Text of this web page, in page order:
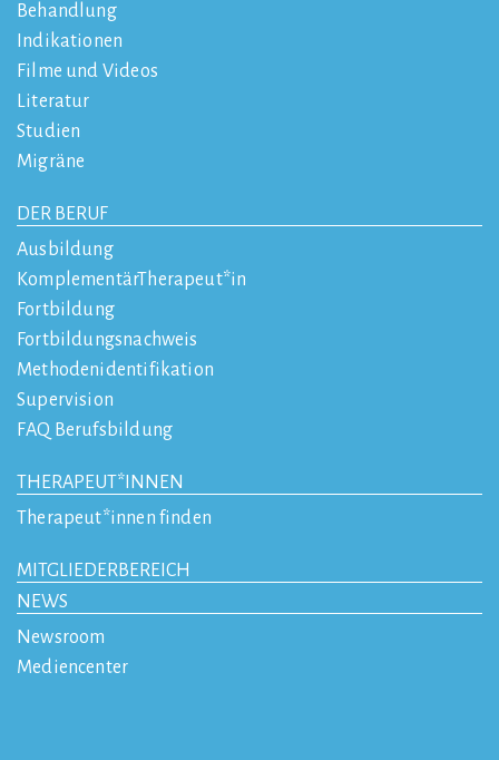
Behandlung
Indikationen
Filme und Videos
Literatur
Studien
Migräne
DER BERUF
Ausbildung
KomplementärTherapeut*in
Fortbildung
Fortbildungsnachweis
Methodenidentifikation
Supervision
FAQ Berufsbildung
THERAPEUT*INNEN
Therapeut*innen finden
MITGLIEDERBEREICH
NEWS
Newsroom
Mediencenter